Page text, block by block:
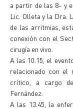
a partir de las 8- y
Lic. Olleta y la Dra.
de las arritmias,
conexión con el
cirugía en vivo.
A las 10.15, el
relacionado con el
crítico, a cargo
Fernández.
A las 13.45, la